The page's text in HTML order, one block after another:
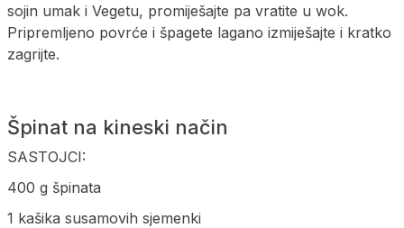
sojin umak i Vegetu, promiješajte pa vratite u wok.
Pripremljeno povrće i špagete lagano izmiješajte i kratko
zagrijte.
Špinat na kineski način
SASTOJCI:
400 g špinata
1 kašika susamovih sjemenki